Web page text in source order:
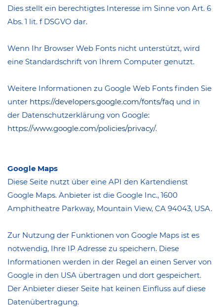
Dies stellt ein berechtigtes Interesse im Sinne von Art. 6
Abs. 1 lit. f DSGVO dar.
Wenn Ihr Browser Web Fonts nicht unterstützt, wird
eine Standardschrift von Ihrem Computer genutzt.
Weitere Informationen zu Google Web Fonts finden Sie
unter https://developers.google.com/fonts/faq und in
der Datenschutzerklärung von Google:
https://www.google.com/policies/privacy/.
Google Maps
Diese Seite nutzt über eine API den Kartendienst
Google Maps. Anbieter ist die Google Inc., 1600
Amphitheatre Parkway, Mountain View, CA 94043, USA.
Zur Nutzung der Funktionen von Google Maps ist es
notwendig, Ihre IP Adresse zu speichern. Diese
Informationen werden in der Regel an einen Server von
Google in den USA übertragen und dort gespeichert.
Der Anbieter dieser Seite hat keinen Einfluss auf diese
Datenübertragung.